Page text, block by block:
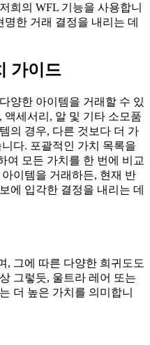
희의 WFL 기능을 사용합니
한 거래 결정을 내리는 데
가이드
양한 아이템을 거래할 수 있
세서리, 알 및 기타 소모품
의 경우, 다른 것보다 더 가
다. 포괄적인 가치 목록을
여 모든 가치를 한 번에 비교
이템을 거래하든, 현재 반
에 입각한 결정을 내리는 데
, 그에 따른 다양한 희귀도도
그렇듯, 울트라 레어 또는
더 높은 가치를 의미합니